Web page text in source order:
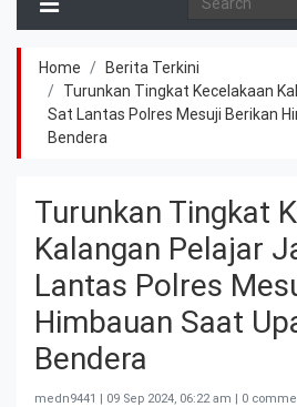
Home
Berita Terkini
Turunkan Tingkat Kecelakaan
Sat Lantas Polres Mesuji Berikan
Bendera
Turunkan Tingkat
Kalangan Pelajar
Lantas Polres
Himbauan Saat
Bendera
medn9441 | 09 Sep 2024, 06:22 am | 0